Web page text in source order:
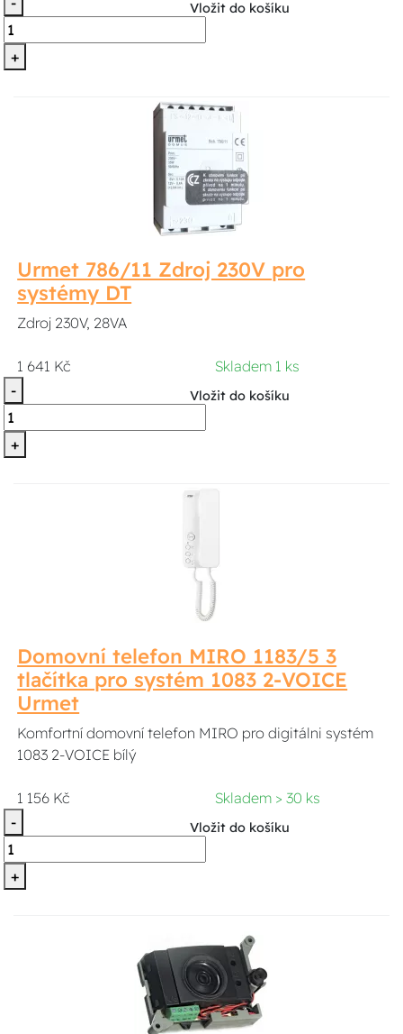
+
Vložit do košíku
Urmet 786/11 Zdroj 230V pro
systémy DT
Zdroj 230V, 28VA
1 641 Kč
Skladem 1 ks
-
+
Vložit do košíku
Domovní telefon MIRO 1183/5 3
tlačítka pro systém 1083 2-VOICE
Urmet
Komfortní domovní telefon MIRO pro digitálni systém
1083 2-VOICE bílý
1 156 Kč
Skladem > 30 ks
-
+
Vložit do košíku